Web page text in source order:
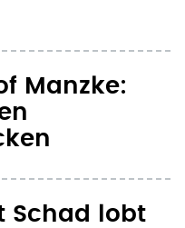
Manzke:
Schad lobt